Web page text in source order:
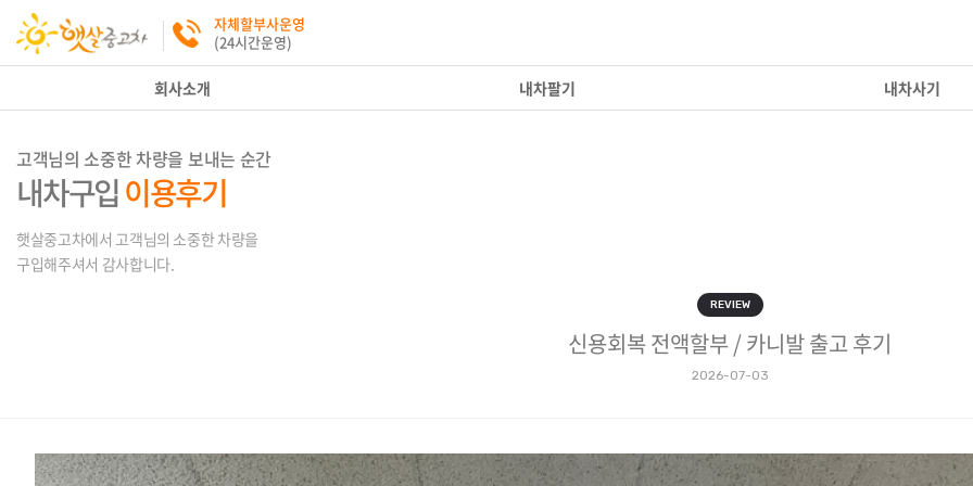
자체할부사운영
(24시간운영)
회사소개 내차팔기 내차사기
고객님의 소중한 차량을 보내는 순간
내차구입이용후기
햇살중고차에서 고객님의 소중한 차량을
구입해주셔서 감사합니다.
REVIEW
신용회복 전액할부 / 카니발 출고 후기
2026-07-03